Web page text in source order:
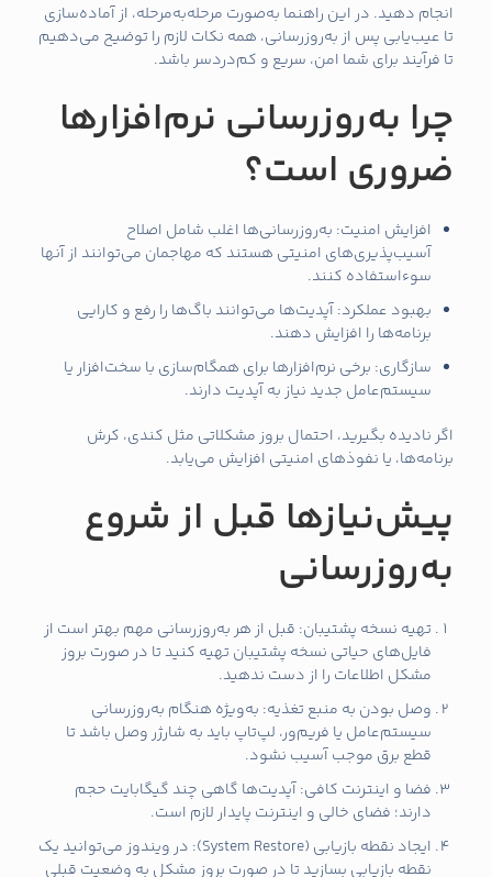
انجام دهید. در این راهنما به‌صورت مرحله‌به‌مرحله، از آماده‌سازی
تا عیب‌یابی پس از به‌روزرسانی، همه نکات لازم را توضیح می‌دهیم
تا فرآیند برای شما امن، سریع و کم‌دردسر باشد.
چرا به‌روزرسانی نرم‌افزارها
ضروری است؟
افزایش امنیت: به‌روزرسانی‌ها اغلب شامل اصلاح
آسیب‌پذیری‌های امنیتی هستند که مهاجمان می‌توانند از آنها
سوءاستفاده کنند.
بهبود عملکرد: آپدیت‌ها می‌توانند باگ‌ها را رفع و کارایی
برنامه‌ها را افزایش دهند.
سازگاری: برخی نرم‌افزارها برای همگام‌سازی با سخت‌افزار یا
سیستم‌عامل جدید نیاز به آپدیت دارند.
اگر نادیده بگیرید، احتمال بروز مشکلاتی مثل کندی، کرش
برنامه‌ها، یا نفوذهای امنیتی افزایش می‌یابد.
پیش‌نیازها قبل از شروع
به‌روزرسانی
تهیه نسخه پشتیبان: قبل از هر به‌روزرسانی مهم بهتر است از
فایل‌های حیاتی نسخه پشتیبان تهیه کنید تا در صورت بروز
مشکل اطلاعات را از دست ندهید.
وصل بودن به منبع تغذیه: به‌ویژه هنگام به‌روزرسانی
سیستم‌عامل یا فریم‌ور، لپ‌تاپ باید به شارژر وصل باشد تا
قطع برق موجب آسیب نشود.
فضا و اینترنت کافی: آپدیت‌ها گاهی چند گیگابایت حجم
دارند؛ فضای خالی و اینترنت پایدار لازم است.
ایجاد نقطه بازیابی (System Restore): در ویندوز می‌توانید یک
نقطه بازیابی بسازید تا در صورت بروز مشکل به وضعیت قبلی